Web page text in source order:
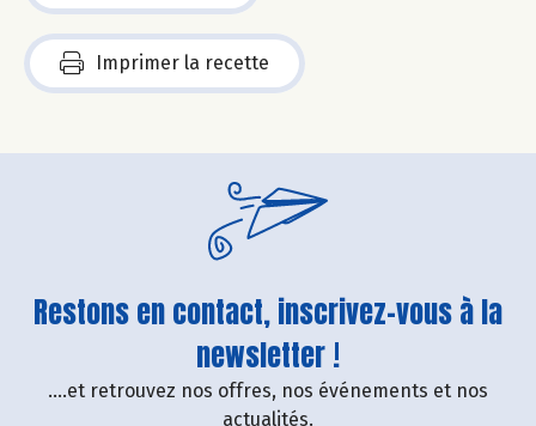
Imprimer la recette
Restons en contact, inscrivez-vous à la
newsletter !
....et retrouvez nos offres, nos événements et nos
actualités.